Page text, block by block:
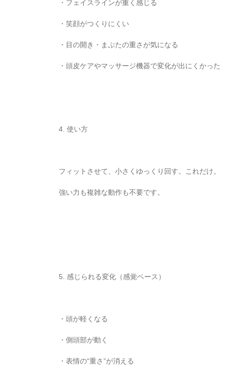
・フェイスラインが重く感じる
・笑顔がつくりにくい
・目の開き・まぶたの重さが気になる
・頭皮ケアやマッサージ機器で変化が出にくかった
4. 使い方
フィットさせて、小さくゆっくり回す。これだけ。
強い力も複雑な動作も不要です。
5. 感じられる変化（感覚ベース）
・頭が軽くなる
・側頭部が動く
・表情の“重さ”が消える